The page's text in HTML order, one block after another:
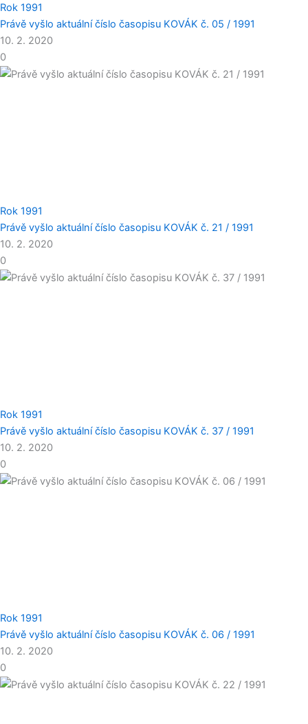
Rok 1991
Právě vyšlo aktuální číslo časopisu KOVÁK č. 05 / 1991
10. 2. 2020
0
Rok 1991
Právě vyšlo aktuální číslo časopisu KOVÁK č. 21 / 1991
10. 2. 2020
0
Rok 1991
Právě vyšlo aktuální číslo časopisu KOVÁK č. 37 / 1991
10. 2. 2020
0
Rok 1991
Právě vyšlo aktuální číslo časopisu KOVÁK č. 06 / 1991
10. 2. 2020
0